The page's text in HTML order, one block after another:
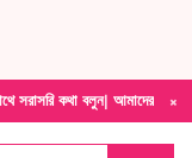
×
বলুন| আমাদের যেকোনো পণ্য